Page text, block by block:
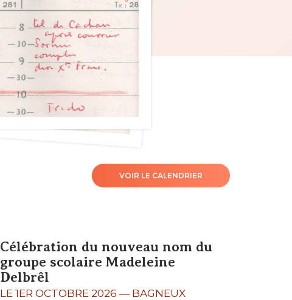
VOIR LE CALENDRIER
Célébration du nouveau nom du
groupe scolaire Madeleine
Delbrêl
LE 1ER OCTOBRE 2026— BAGNEUX